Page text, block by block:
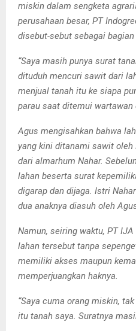
miskin dalam sengketa
perusahaan besar, PT
disebut-sebut sebagai
“Saya masih punya surat
dituduh mencuri sawit dari
menjual tanah itu ke siapa
parau saat ditemui wartawan
Agus mengisahkan bahwa
yang kini ditanami sawit oleh
dari almarhum Nahar.
lahan beserta surat
digarap dan dijaga. Istri
dua anaknya diasuh oleh
Namun, seiring waktu, PT
lahan tersebut tanpa
memiliki akses maupun
memperjuangkan haknya.
“Saya cuma orang miskin,
itu tanah saya. Suratnya